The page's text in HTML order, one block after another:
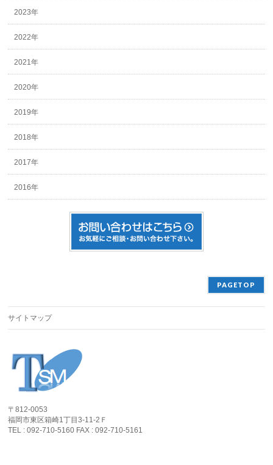
2023年
2022年
2021年
2020年
2019年
2018年
2017年
2016年
PAGETOP
サイトマップ
〒812-0053
福岡市東区箱崎1丁目3-11-2Ｆ
TEL : 092-710-5160 FAX : 092-710-5161